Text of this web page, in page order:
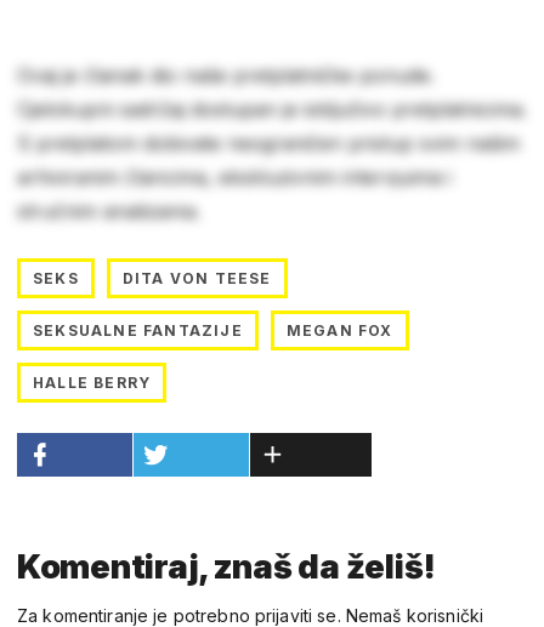
Ovaj je članak dio naše pretplatničke ponude.
Cjelokupni sadržaj dostupan je isključivo pretplatnicima.
S pretplatom dobivate neograničen pristup svim našim
arhiviranim člancima, ekskluzivnim intervjuima i
stručnim analizama.
SEKS DITA VON TEESE
SEKSUALNE FANTAZIJE MEGAN FOX
HALLE BERRY
Komentiraj, znaš da želiš!
Za komentiranje je potrebno prijaviti se. Nemaš korisnički